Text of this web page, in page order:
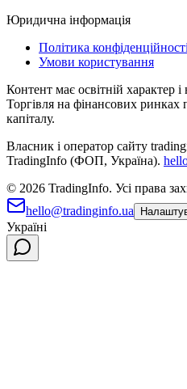
Юридична інформація
Політика конфіденційності
Умови користування
Контент має освітній характер
Торгівля на фінансових ринках
капіталу.
Власник і оператор сайту
TradingInfo (ФОП, Україна).
© 2026 TradingInfo. Усі права
hello@tradinginfo.ua
Україні